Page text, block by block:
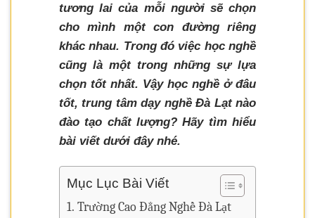
tương lai của mỗi người sẽ chọn
cho mình một con đường riêng
khác nhau. Trong đó việc học nghề
cũng là một trong những sự lựa
chọn tốt nhất. Vậy học nghề ở đâu
tốt, trung tâm dạy nghề Đà Lạt nào
đào tạo chất lượng? Hãy tìm hiểu
bài viết dưới đây nhé.
Mục Lục Bài Viết
Trường Cao Đẳng Nghề Đà Lạt